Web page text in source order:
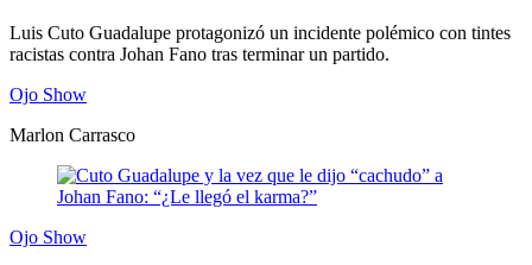
Luis Cuto Guadalupe protagonizó un incidente polémico con tintes
racistas contra Johan Fano tras terminar un partido.
Ojo Show
Marlon Carrasco
Ojo Show